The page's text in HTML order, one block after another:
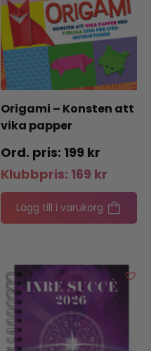
Origami – Konsten att
vika papper
199 kr
Klubbpris: 169 kr
Lägg till i varukorg